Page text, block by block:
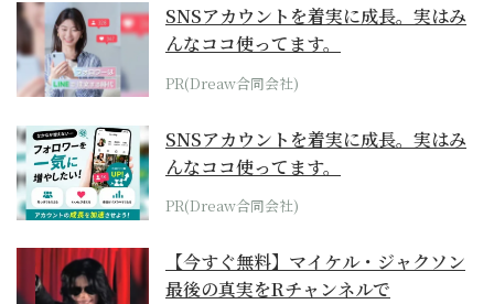
SNSアカウントを着実に成長。実はみ
んなココ使ってます。
PR(Dreaw合同会社)
SNSアカウントを着実に成長。実はみ
んなココ使ってます。
PR(Dreaw合同会社)
【今すぐ無料】マイケル・ジャクソン
最後の真実をRチャンネルで